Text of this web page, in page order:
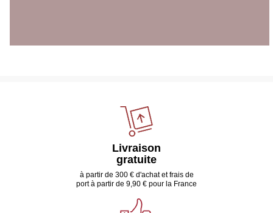
Livraison
gratuite
à partir de 300 € d'achat et frais de
port à partir de 9,90 € pour la France